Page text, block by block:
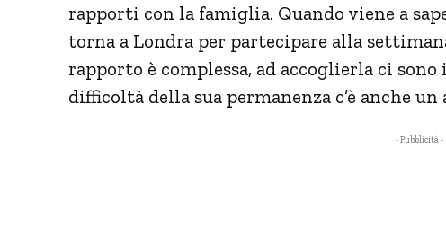
rapporti con la famiglia. Quando viene a
torna a Londra per partecipare alla
rapporto è complessa, ad accoglierla ci
difficoltà della sua permanenza c’è anche
- Pubblicità -